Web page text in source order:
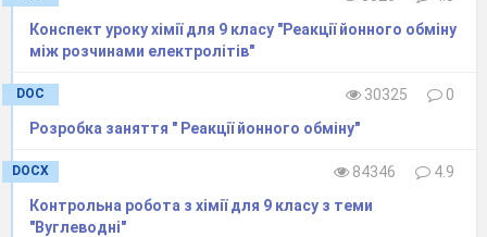
Конспект уроку хімії для 9 класу "Реакції йонного обміну
між розчинами електролітів"
DOC 30325
0
Розробка заняття " Реакції йонного обміну"
DOCX 84346
4.9
Контрольна робота з хімії для 9 класу з теми
"Вуглеводні"